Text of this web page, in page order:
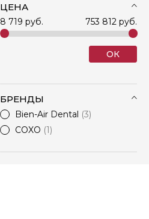
ЦЕНА
8 719 руб. 753 812 руб.
ОК
БРЕНДЫ
Bien-Air Dental 3
COXO 1